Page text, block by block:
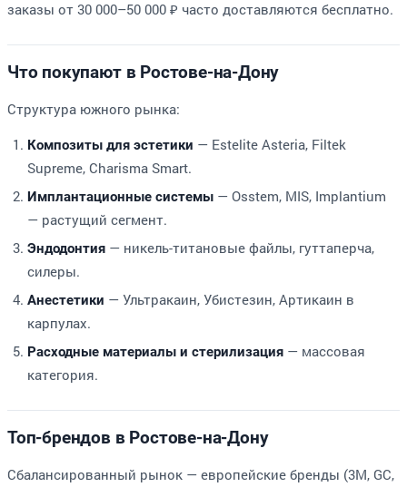
заказы от 30 000–50 000 ₽ часто доставляются бесплатно.
Что покупают в Ростове-на-Дону
Структура южного рынка:
Композиты для эстетики — Estelite Asteria, Filtek
Supreme, Charisma Smart.
Имплантационные системы — Osstem, MIS, Implantium
— растущий сегмент.
Эндодонтия — никель-титановые файлы, гуттаперча,
силеры.
Анестетики — Ультракаин, Убистезин, Артикаин в
карпулах.
Расходные материалы и стерилизация — массовая
категория.
Топ-брендов в Ростове-на-Дону
Сбалансированный рынок — европейские бренды (3M, GC,